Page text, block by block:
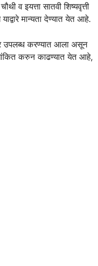
व इयत्ता सातवी शिष्यवृत्ती
मान्यता देण्यात येत आहे.
उपलब्ध करण्यात आला असून
करुन काढण्यात येत आहे,